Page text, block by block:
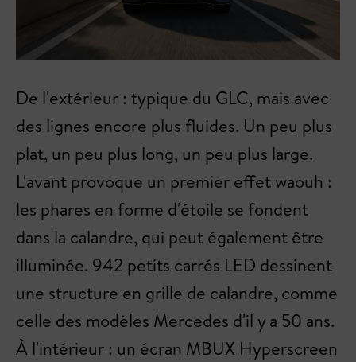
De l'extérieur : typique du GLC, mais avec
des lignes encore plus fluides. Un peu plus
plat, un peu plus long, un peu plus large.
L'avant provoque un premier effet waouh :
les phares en forme d'étoile se fondent
dans la calandre, qui peut également être
illuminée. 942 petits carrés LED dessinent
une structure en grille de calandre, comme
celle des modèles Mercedes d'il y a 50 ans.
À l'intérieur : un écran MBUX Hyperscreen